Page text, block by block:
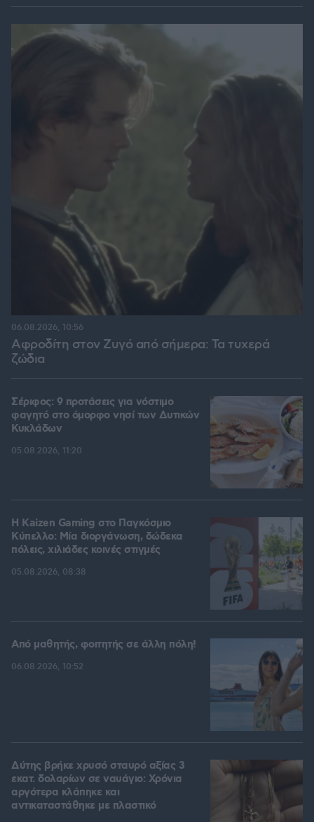
Αφροδίτη στον Ζυγό από σήμερα: Τα τυχερά
ζώδια
06.08.2026, 10:56
Σέριφος: 9 προτάσεις για νόστιμο
φαγητό στο όμορφο νησί των Δυτικών
Κυκλάδων
05.08.2026, 11:20
H Kaizen Gaming στο Παγκόσμιο
Kύπελλο: Μία διοργάνωση, δώδεκα
πόλεις, χιλιάδες κοινές στιγμές
05.08.2026, 08:38
Από μαθητής, φοιτητής σε άλλη πόλη!
06.08.2026, 10:52
Δύτης βρήκε χρυσό σταυρό αξίας 3
εκατ. δολαρίων σε ναυάγιο: Χρόνια
αργότερα κλάπηκε και
αντικαταστάθηκε με πλαστικό